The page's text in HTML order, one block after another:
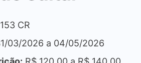
CR
03/2026 a 04/05/2026